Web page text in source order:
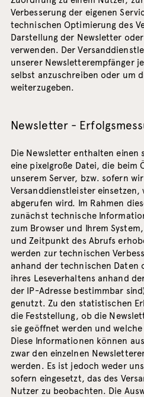
Verbesserung der eigenen
technischen Optimierung des
Darstellung der Newsletter
verwenden. Der
unserer Newsletterempfänger
selbst anzuschreiben oder um
weiterzugeben.
Newsletter -
Die Newsletter enthalten einen
eine pixelgroße Datei, die beim
unserem Server, bzw. sofern
Versanddienstleister einsetzen,
abgerufen wird. Im Rahmen
zunächst technische
zum Browser und Ihrem
und Zeitpunkt des Abrufs
werden zur technischen
anhand der technischen Daten
ihres Leseverhaltens anhand
der IP-Adresse bestimmbar
genutzt. Zu den statistischen
die Feststellung, ob die
sie geöffnet werden und
Diese Informationen können
zwar den einzelnen
werden. Es ist jedoch weder
sofern eingesetzt, das des
Nutzer zu beobachten. Die